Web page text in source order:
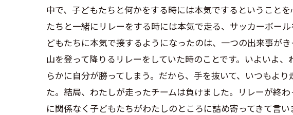
中で、子どもたちと何かをする時には本気でするということ
たちと一緒にリレーをする時には本気で走る、サッカーボー
どもたちに本気で接するようになったのは、一つの出来事が
山を登って降りるリレーをしていた時のことです。いよいよ
らかに自分が勝ってしまう。だから、手を抜いて、 いつもより
た。結局、わたしが走ったチームは負けました。リレーが終
に関係なく子どもたちがわたしのところに詰め寄ってきて言